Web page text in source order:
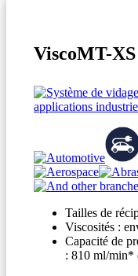
ViscoMT-XS
Tailles de
Viscosités :
Capacité de
: 810 ml/min*